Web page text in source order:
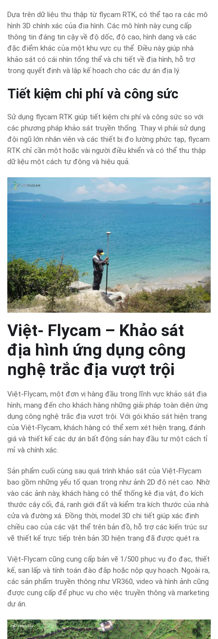
Dựa trên dữ liệu thu thập từ flycam RTK, có thể tạo ra các mô
hình 3D chính xác của địa hình. Các mô hình này cung cấp
thông tin đáng tin cậy về độ dốc, độ cao, hình dạng và các
đặc điểm khác của một khu vực cụ thể. Điều này giúp nhà
khảo sát có cái nhìn tổng thể và chi tiết về địa hình, hỗ trợ
trong quyết định và lập kế hoạch cho các dự án địa lý.
Tiết kiệm chi phí và công sức
Sử dụng flycam RTK giúp tiết kiệm chi phí và công sức so với
các phương pháp khảo sát truyền thống. Thay vì phải sử dụng
đội ngũ lớn nhân viên và các thiết bị đo lường phức tạp, flycam
RTK chỉ cần một hoặc vài người điều khiển và có thể thu thập
dữ liệu một cách tự động và hiệu quả.
Việt- Flycam – Khảo sát
địa hình ứng dụng công
nghệ trắc địa vượt trội
Việt-Flycam, một đơn vị hàng đầu trong lĩnh vực khảo sát địa
hình, mang đến cho khách hàng những giải pháp toàn diện ứng
dụng công nghệ trắc địa vượt trội. Với gói khảo sát hiện trạng
của Việt-Flycam, khách hàng có thể xem xét hiện trạng, đánh
giá và thiết kế các dự án bất động sản hay đầu tư một cách tỉ
mỉ và chính xác.
Sản phẩm cuối cùng sau quá trình khảo sát của Việt-Flycam
bao gồm những yếu tố quan trọng như ảnh 2D độ nét cao. Nhờ
vào các ảnh này, khách hàng có thể thống kê địa vật, đo kích
thước cây cối, đá, ranh giới đất và kiểm tra kích thước của nhà
cửa và đường xá. Đồng thời, model 3D chi tiết giúp xác định
chiều cao của các vật thể trên bản đồ, hỗ trợ các kiến trúc sư
vẽ thiết kế trực tiếp trên bản 3D hiện trạng đã được quét ra.
Việt-Flycam cũng cung cấp bản vẽ 1/500 phục vụ đo đạc, thiết
kế, san lấp và tính toán đào đắp hoặc nộp quy hoạch. Ngoài ra,
các sản phẩm truyền thông như VR360, video và hình ảnh cũng
được cung cấp để phục vụ cho việc truyền thông và marketing
dự án.